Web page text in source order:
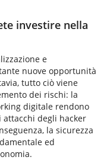
investire nella
e
nuove opportunità
tutto ciò viene
dei rischi: la
digitale rendono
degli hacker
la sicurezza
ed